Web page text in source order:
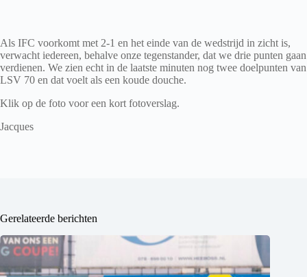
Als IFC voorkomt met 2-1 en het einde van de wedstrijd in zicht is,
verwacht iedereen, behalve onze tegenstander, dat we drie punten gaan
verdienen. We zien echt in de laatste minuten nog twee doelpunten van
LSV 70 en dat voelt als een koude douche.
Klik op de foto voor een kort fotoverslag.
Jacques
Gerelateerde berichten